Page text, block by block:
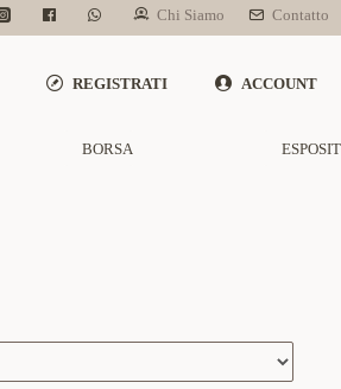
Chi Siamo Contatto
REGISTRATI ACCOUNT
BORSA